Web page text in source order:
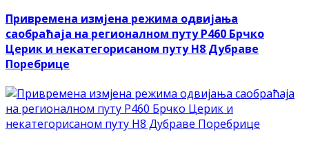
Привремена измјена режима одвијања
саобраћаја на регионалном путу Р460 Брчко
Церик и некатегорисаном путу Н8 Дубраве
Поребрице